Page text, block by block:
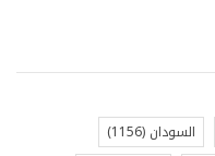
السودان (1156)